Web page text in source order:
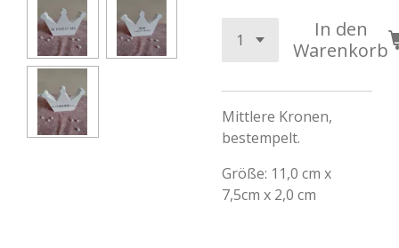
In den
Warenkorb
Mittlere Kronen,
bestempelt.
Größe: 11,0 cm x
7,5cm x 2,0 cm